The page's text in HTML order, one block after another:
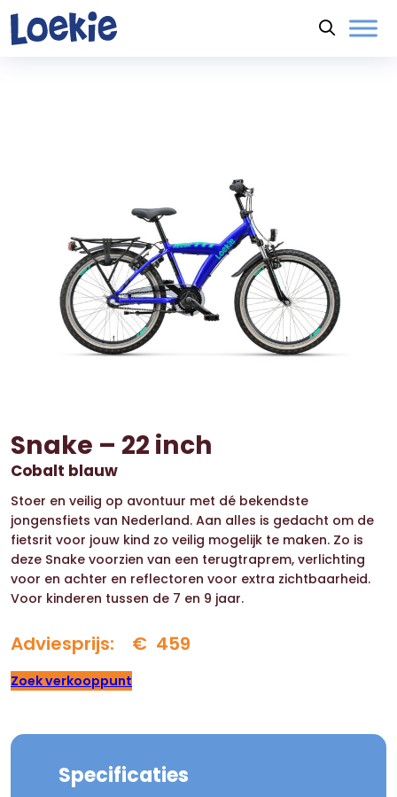
Naar hoofdinhoud
Snake – 22 inch
Cobalt blauw
Stoer en veilig op avontuur met dé bekendste
jongensfiets van Nederland. Aan alles is gedacht om de
fietsrit voor jouw kind zo veilig mogelijk te maken. Zo is
deze Snake voorzien van een terugtraprem, verlichting
voor en achter en reflectoren voor extra zichtbaarheid.
Voor kinderen tussen de 7 en 9 jaar.
Adviesprijs: € 459
Zoek verkooppunt
Specificaties